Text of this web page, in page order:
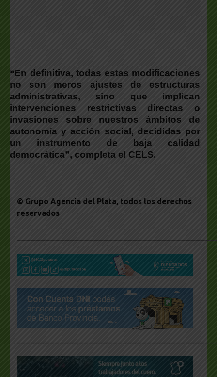
“En definitiva, todas estas modificaciones
no son meros ajustes de estructuras
administrativas, sino que implican
intervenciones restrictivas directas o
invasiones sobre nuestros ámbitos de
autonomía y acción social, decididas por
un instrumento de baja calidad
democrática”, completa el CELS.
© Grupo Agencia del Plata, todos los derechos
reservados